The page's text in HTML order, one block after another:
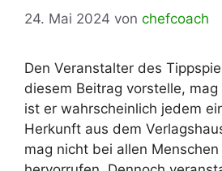
24. Mai 2024 von chefcoach
Den Veranstalter des
diesem Beitrag vorstelle,
ist er wahrscheinlich jedem
Herkunft aus dem
mag nicht bei allen